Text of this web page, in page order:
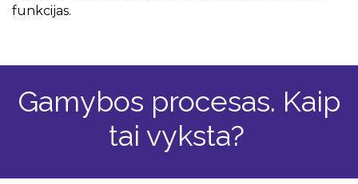
funkcijas.
Gamybos procesas. Kaip
tai vyksta?